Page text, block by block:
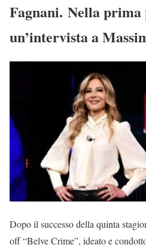
Fagnani. Nella prima
un’intervista a
Dopo il successo della quinta
off “Belve Crime”, ideato e